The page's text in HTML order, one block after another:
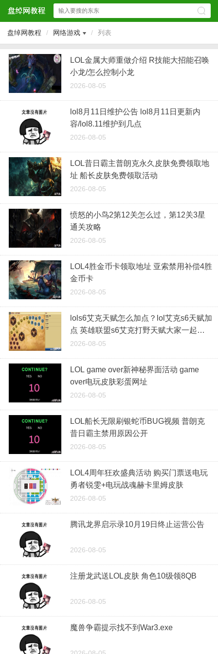
盘绰网教程 / 网络游戏 / 列表
LOL金属大师重做介绍 R技能大招能召唤
小龙/怎么控制小龙
2026-08-05
lol8月11日维护公告 lol8月11日更新内
容/lol8.11维护到几点
2026-08-05
LOL昔日霸主普朗克永久皮肤免费领取地
址 船长皮肤免费领取活动
2026-08-05
愤怒的小鸟2第12关怎么过，第12关3星
通关攻略
2026-08-05
LOL4胜金币卡领取地址 亚索禁用补偿4胜
金币卡
2026-08-05
lols6艾克天赋怎么加点？lol艾克s6天赋加
点 英雄联盟s6艾克打野天赋大家一起看
看吧！
2026-08-05
LOL game over新神秘界面活动 game
over电玩皮肤彩蛋网址
2026-08-05
LOL船长无限刷银蛇币BUG视频 普朗克
昔日霸主禁用原因公开
2026-08-05
LOL4周年狂欢盛典活动 购买门票送电玩
勇者锐雯+电玩战魂赫卡里姆皮肤
2026-08-05
腾讯龙界启示录10月19日终止运营公告
2026-08-05
注册龙武送LOL皮肤 角色10级领8QB
2026-08-05
魔兽争霸提示找不到War3.exe